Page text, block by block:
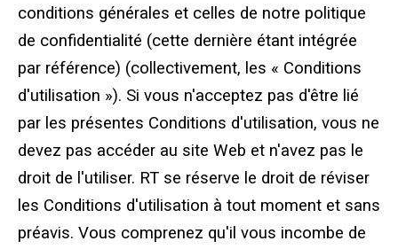
Patins magnétiques pour stabilisateurs
Blocage des orteils
Sabot de grue
Équipement de test personnalisé
Supports modulaires et supports de levage
Support pour patins stabilisateurs
conditions générales et celles de notre politique
de confidentialité (cette dernière étant intégrée
par référence) (collectivement, les « Conditions
d'utilisation »). Si vous n'acceptez pas d'être lié
par les présentes Conditions d'utilisation, vous ne
devez pas accéder au site Web et n'avez pas le
droit de l'utiliser. RT se réserve le droit de réviser
les Conditions d'utilisation à tout moment et sans
préavis. Vous comprenez qu'il vous incombe de